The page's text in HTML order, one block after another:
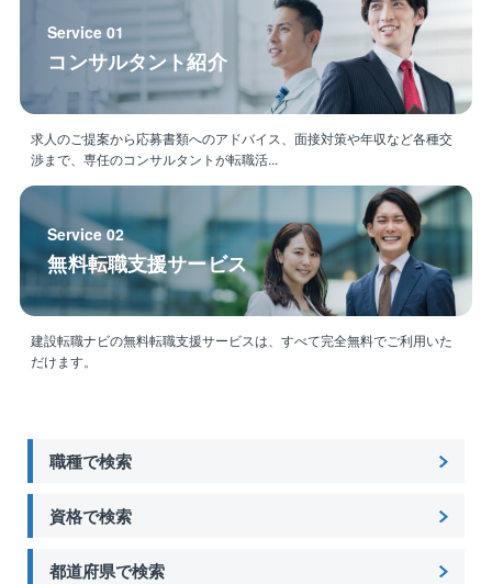
調査・測量から設計、維持管理までワンストップで手
掛けているため、幅広い知識が身につき、プロジェク
ト全体を見渡す視点が養われます。
「技術士」や「RCCM」などの国家資格取得を全力で
バックアップ。受験費用の補助だけでなく、社内の有
資格者から直接指導を受けられるなど、成長を後押し
する文化があります。
◎「働きやすさ」と「働きがい」の両立
残業平均月8時間程度に加え、完全週休二日制で年間休
日120日以上！大分県、福岡県を拠点に地域に根ざした
活動を行っているため、腰を据えて長く働きたい方に
最適な環境です。
Service 01
コンサルタント紹介
求人のご提案から応募書類へのアドバイス、面接対策や年収など各種交
渉まで、専任のコンサルタントが転職活...
Service 02
無料転職支援サービス
建設転職ナビの無料転職支援サービスは、すべて完全無料でご利用いた
だけます。
職種で検索
資格で検索
都道府県で検索